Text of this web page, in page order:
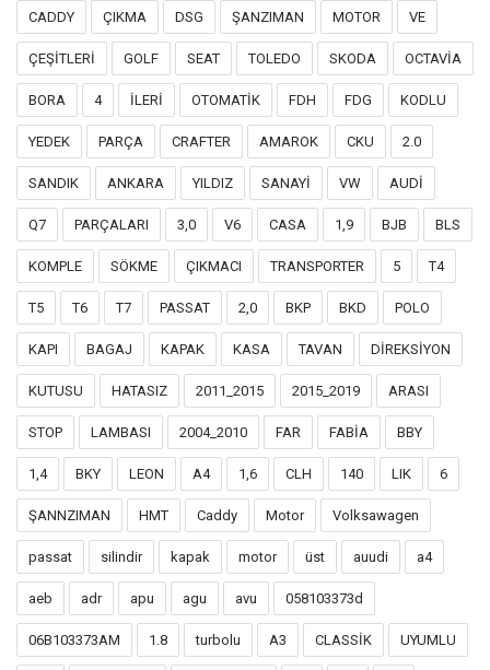
CADDY ÇIKMA DSG ŞANZIMAN MOTOR VE
ÇEŞİTLERİ GOLF SEAT TOLEDO SKODA OCTAVİA
BORA 4 İLERİ OTOMATİK FDH FDG KODLU
YEDEK PARÇA CRAFTER AMAROK CKU 2.0
SANDIK ANKARA YILDIZ SANAYİ VW AUDİ
Q7 PARÇALARI 3,0 V6 CASA 1,9 BJB BLS
KOMPLE SÖKME ÇIKMACI TRANSPORTER 5 T4
T5 T6 T7 PASSAT 2,0 BKP BKD POLO
KAPI BAGAJ KAPAK KASA TAVAN DİREKSİYON
KUTUSU HATASIZ 2011_2015 2015_2019 ARASI
STOP LAMBASI 2004_2010 FAR FABİA BBY
1,4 BKY LEON A4 1,6 CLH 140 LIK 6
ŞANNZIMAN HMT Caddy Motor Volksawagen
passat silindir kapak motor üst auudi a4
aeb adr apu agu avu 058103373d
06B103373AM 1.8 turbolu A3 CLASSİK UYUMLU